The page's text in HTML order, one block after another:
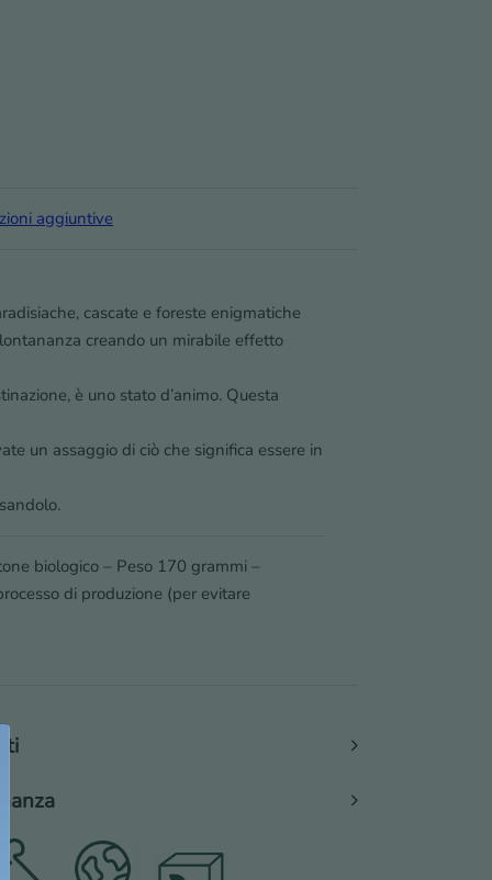
aggiuntive
cascate e foreste enigmatiche
creando un mirabile effetto
è uno stato d’animo. Questa
un assaggio di ciò che significa essere in
biologico – Peso 170 grammi –
di produzione (per evitare